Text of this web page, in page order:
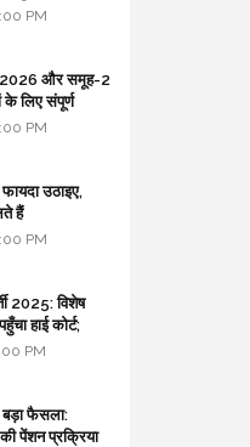
PM
2026 और समूह-2
लिए संपूर्ण
PM
उठाइए,
हैं
PM
2025: विशेष
हाई कोर्ट;
PM
फैसला:
की पेंशन प्रक्रिया